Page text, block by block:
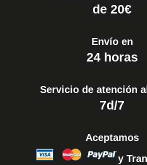
de 20€
Envío en
24 horas
Servicio de atención
7d/7
Aceptamos
y